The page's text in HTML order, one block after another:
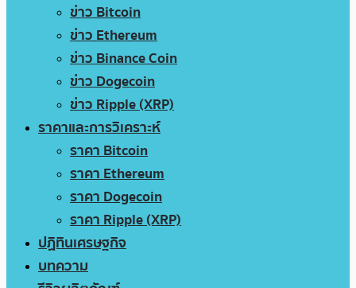
ข่าว Bitcoin
ข่าว Ethereum
ข่าว Binance Coin
ข่าว Dogecoin
ข่าว Ripple (XRP)
ราคาและการวิเคราะห์
ราคา Bitcoin
ราคา Ethereum
ราคา Dogecoin
ราคา Ripple (XRP)
ปฏิทินเศรษฐกิจ
บทความ